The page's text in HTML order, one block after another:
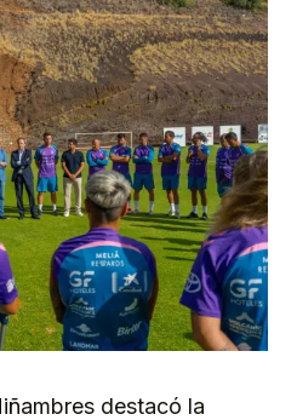
destacó la